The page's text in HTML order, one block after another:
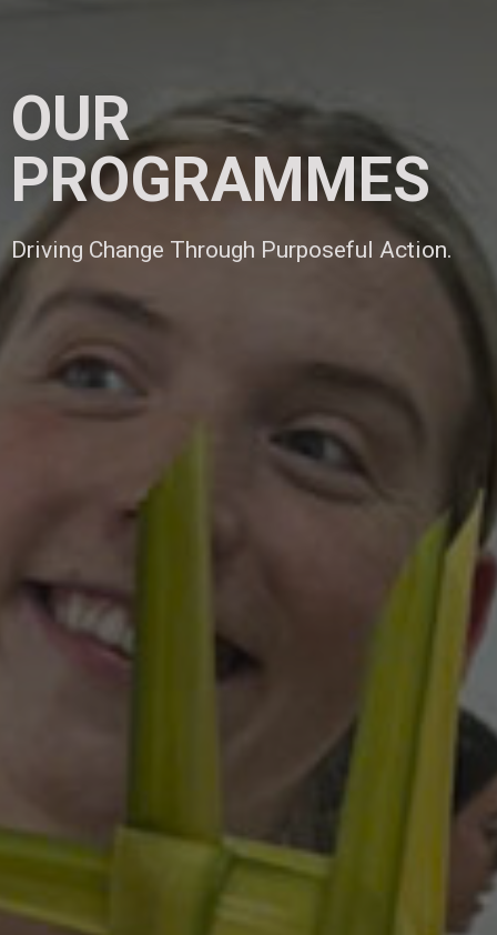
OUR
PROGRAMMES
Driving Change Through Purposeful Action.